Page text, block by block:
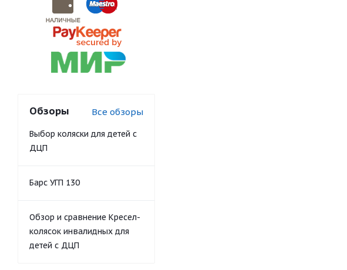
Обзоры Все обзоры
Выбор коляски для детей с
ДЦП
Барс УГП 130
Обзор и сравнение Кресел-
колясок инвалидных для
детей с ДЦП